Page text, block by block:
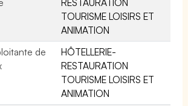
TOURISME LOISIRS ET
ANIMATION
de
HÔTELLERIE-
RESTAURATION
TOURISME LOISIRS ET
ANIMATION